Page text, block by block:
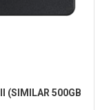
(SIMILAR 500GB